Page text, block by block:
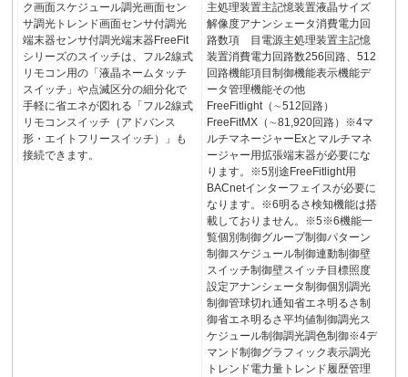
ク画面スケジュール調光画面セン
サ調光トレンド画面センサ付調光
端末器センサ付調光端末器FreeFit
シリーズのスイッチは、フル2線式
リモコン用の「液晶ネームタッチ
スイッチ」や点滅区分の細分化で
手軽に省エネが図れる「フル2線式
リモコンスイッチ（アドバンス
形・エイトフリースイッチ）」も
接続できます。
主処理装置主記憶装置液晶サイズ
解像度アナンシェータ消費電力回
路数項 目電源主処理装置主記憶
装置消費電力回路数256回路、512
回路機能項目制御機能表示機能デ
ータ管理機能その他
FreeFitlight（∼512回路）
FreeFitMX（∼81,920回路）※4マ
ルチマネージャーExとマルチマネ
ージャー用拡張端末器が必要にな
ります。※5別途FreeFitlight用
BACnetインターフェイスが必要に
なります。※6明るさ検知機能は搭
載しておりません。※5※6機能一
覧個別制御グループ制御パターン
制御スケジュール制御連動制御壁
スイッチ制御壁スイッチ目標照度
設定アナンシェータ制御個別調光
制御管球切れ通知省エネ明るさ制
御省エネ明るさ平均値制御調光ス
ケジュール制御調光調色制御※4デ
マンド制御グラフィック表示調光
トレンド電力量トレンド履歴管理